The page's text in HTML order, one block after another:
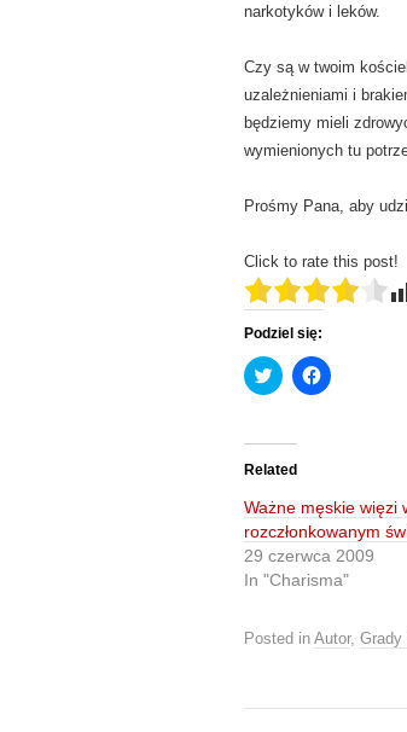
narkotyków i leków.
Czy są w twoim
uzależnieniami i
będziemy mieli
wymienionych tu
Prośmy Pana, aby
Click to rate this post!
Podziel się:
C
l
t
o
s
a
r
e
o
n
T
t
C
l
a
r
e
o
n
F
e
b
Related
Ważne męskie więzi
rozczłonkowanym
29 czerwca 2009
In "Charisma"
Posted in Autor, Grady